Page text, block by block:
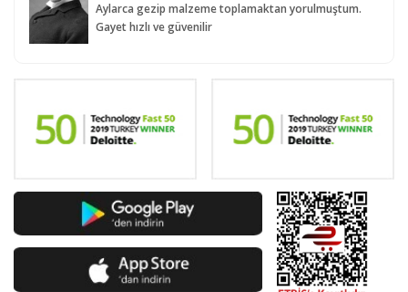
Aylarca gezip malzeme toplamaktan yorulmuştum.
Gayet hızlı ve güvenilir